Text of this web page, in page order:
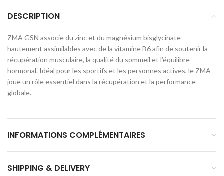
DESCRIPTION
ZMA GSN associe du zinc et du magnésium bisglycinate
hautement assimilables avec de la vitamine B6 afin de soutenir la
récupération musculaire, la qualité du sommeil et l’équilibre
hormonal. Idéal pour les sportifs et les personnes actives, le ZMA
joue un rôle essentiel dans la récupération et la performance
globale.
INFORMATIONS COMPLÉMENTAIRES
SHIPPING & DELIVERY